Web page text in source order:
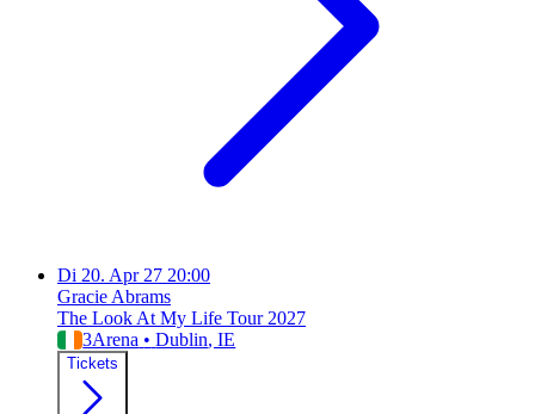
Di 20. Apr 27 20:00
Gracie Abrams
The Look At My Life Tour 2027
3Arena • Dublin, IE
Tickets